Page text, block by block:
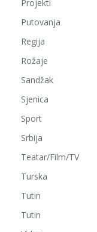
Projekti
Putovanja
Regija
Rožaje
Sandžak
Sjenica
Sport
Srbija
Teatar/Film/TV
Turska
Tutin
Tutin